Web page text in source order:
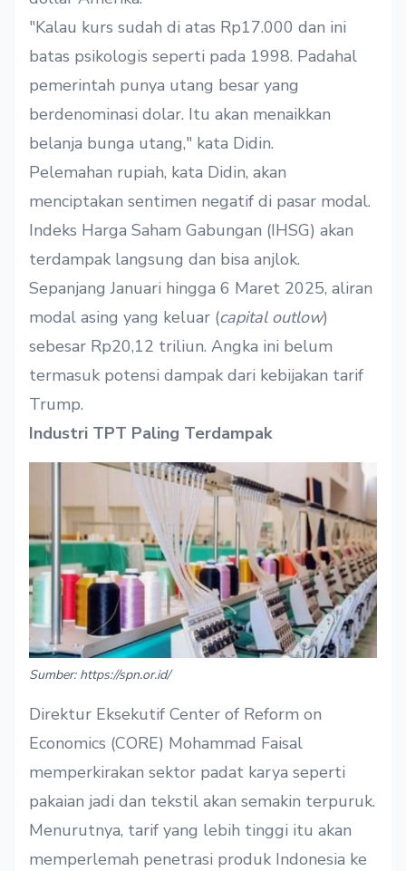
"Kalau kurs sudah di atas Rp17.000 dan ini
batas psikologis seperti pada 1998. Padahal
pemerintah punya utang besar yang
berdenominasi dolar. Itu akan menaikkan
belanja bunga utang," kata Didin.
Pelemahan rupiah, kata Didin, akan
menciptakan sentimen negatif di pasar modal.
Indeks Harga Saham Gabungan (IHSG) akan
terdampak langsung dan bisa anjlok.
Sepanjang Januari hingga 6 Maret 2025, aliran
modal asing yang keluar (capital outlow)
sebesar Rp20,12 triliun. Angka ini belum
termasuk potensi dampak dari kebijakan tarif
Trump.
Industri TPT Paling Terdampak
Sumber: https://spn.or.id/
Direktur Eksekutif Center of Reform on
Economics (CORE) Mohammad Faisal
memperkirakan sektor padat karya seperti
pakaian jadi dan tekstil akan semakin terpuruk.
Menurutnya, tarif yang lebih tinggi itu akan
memperlemah penetrasi produk Indonesia ke